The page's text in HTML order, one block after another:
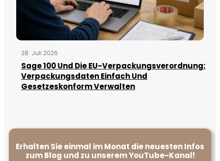
28. Juli 2026
Sage 100 Und Die EU-Verpackungsverordnung:
Verpackungsdaten Einfach Und
Gesetzeskonform Verwalten
Erhalten Sie einmal im Monat die neuesten Infos
zum Blog und zu unserem YouTube-Kanal!